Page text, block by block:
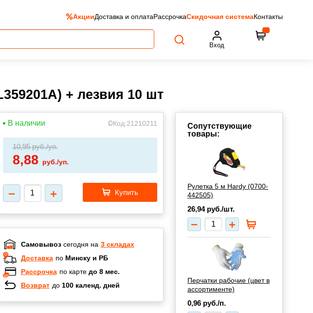
АкцииДоставка и оплатаРассрочкаСкидочная системаКонтакты
Вход
+ лезвия 10 шт
В наличии Код:21210211
10,95руб./уп.
8,88 руб./уп.
Купить
Самовывозсегодня на 3 складах
Доставка по Минску и РБ
Рассрочка по карте до 8 мес.
Возврат до 100 календ. дней
Сопутствующие
товары:
Рулетка 5 м Hardy (0700-
442505)
26,94 руб./шт.
Перчатки рабочие (цвет в
ассортименте)
0,96 руб./п.